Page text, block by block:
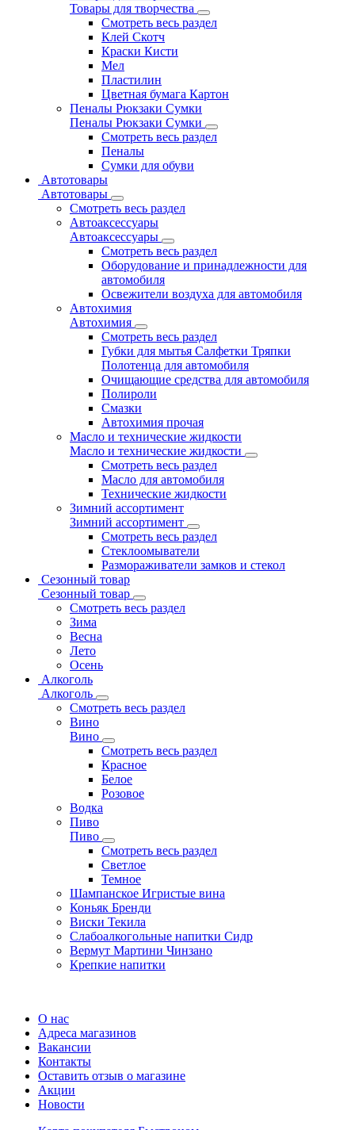
Товары для творчества
Смотреть весь раздел
Клей Скотч
Краски Кисти
Мел
Пластилин
Цветная бумага Картон
Пеналы Рюкзаки Сумки
Пеналы Рюкзаки Сумки
Смотреть весь раздел
Пеналы
Сумки для обуви
Автотовары
Автотовары
Смотреть весь раздел
Автоаксессуары
Автоаксессуары
Смотреть весь раздел
Оборудование и принадлежности для
автомобиля
Освежители воздуха для автомобиля
Автохимия
Автохимия
Смотреть весь раздел
Губки для мытья Салфетки Тряпки
Полотенца для автомобиля
Очищающие средства для автомобиля
Полироли
Смазки
Автохимия прочая
Масло и технические жидкости
Масло и технические жидкости
Смотреть весь раздел
Масло для автомобиля
Технические жидкости
Зимний ассортимент
Зимний ассортимент
Смотреть весь раздел
Стеклоомыватели
Размораживатели замков и стекол
Сезонный товар
Сезонный товар
Смотреть весь раздел
Зима
Весна
Лето
Осень
Алкоголь
Алкоголь
Смотреть весь раздел
Вино
Вино
Смотреть весь раздел
Красное
Белое
Розовое
Водка
Пиво
Пиво
Смотреть весь раздел
Cветлое
Темное
Шампанское Игристые вина
Коньяк Бренди
Виски Текила
Слабоалкогольные напитки Сидр
Вермут Мартини Чинзано
Крепкие напитки
О нас
Адреса магазинов
Вакансии
Контакты
Оставить отзыв о магазине
Акции
Новости